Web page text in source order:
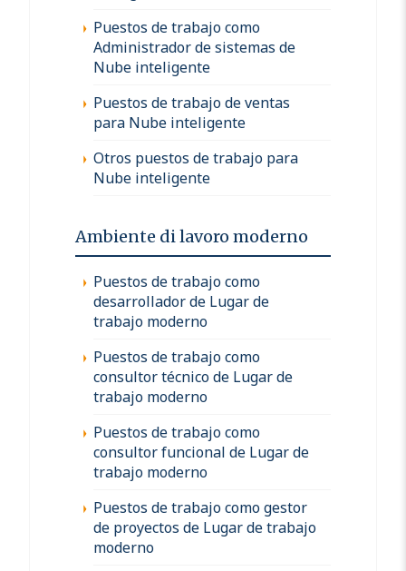
Puestos de trabajo como
Administrador de sistemas de
Nube inteligente
Puestos de trabajo de ventas
para Nube inteligente
Otros puestos de trabajo para
Nube inteligente
Ambiente di lavoro moderno
Puestos de trabajo como
desarrollador de Lugar de
trabajo moderno
Puestos de trabajo como
consultor técnico de Lugar de
trabajo moderno
Puestos de trabajo como
consultor funcional de Lugar de
trabajo moderno
Puestos de trabajo como gestor
de proyectos de Lugar de trabajo
moderno